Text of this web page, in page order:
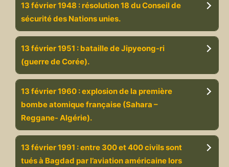
13 février 1948 : résolution 18 du Conseil de
sécurité des Nations unies.
13 février 1951 : bataille de Jipyeong-ri
(guerre de Corée).
13 février 1960 : explosion de la première
bombe atomique française (Sahara –
Reggane- Algérie).
13 février 1991 : entre 300 et 400 civils sont
tués à Bagdad par l’aviation américaine lors